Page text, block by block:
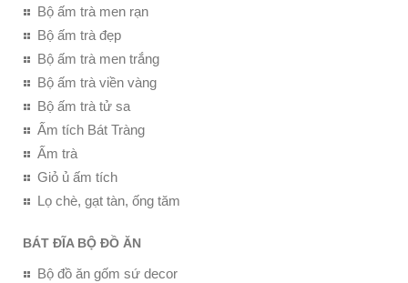
Bộ ấm trà men rạn
Bộ ấm trà đẹp
Bộ ấm trà men trắng
Bộ ấm trà viền vàng
Bộ ấm trà tử sa
Ấm tích Bát Tràng
Ấm trà
Giỏ ủ ấm tích
Lọ chè, gạt tàn, ống tăm
BÁT ĐĨA BỘ ĐỒ ĂN
Bộ đồ ăn gốm sứ decor